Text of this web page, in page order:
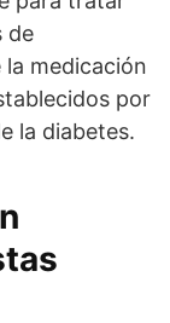
de
medicación
por
la diabetes.